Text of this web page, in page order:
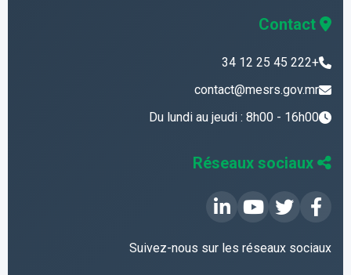
Contact
+222 45 25 12 34
contact@mesrs.gov.mr
Du lundi au jeudi : 8h00 - 16h00
Réseaux sociaux
Suivez-nous sur les réseaux sociaux